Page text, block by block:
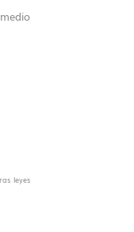
leyes